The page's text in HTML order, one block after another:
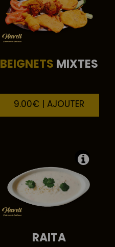
BEIGNETS MIXTES
9.00€ | AJOUTER
RAITA